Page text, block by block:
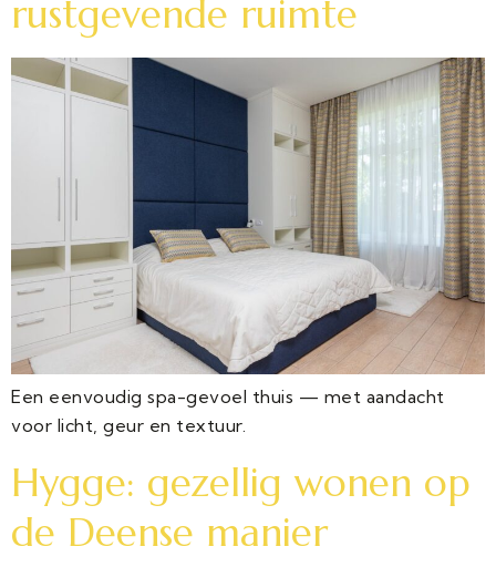
rustgevende ruimte
Een eenvoudig spa-gevoel thuis — met aandacht
voor licht, geur en textuur.
Hygge: gezellig wonen op
de Deense manier